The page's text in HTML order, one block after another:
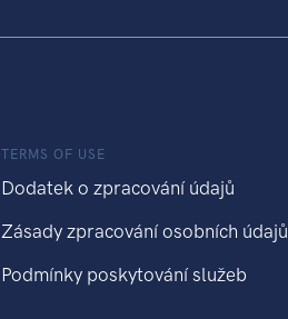
TERMS OF USE
Dodatek o zpracování údajů
Zásady zpracování osobních údajů
Podmínky poskytování služeb